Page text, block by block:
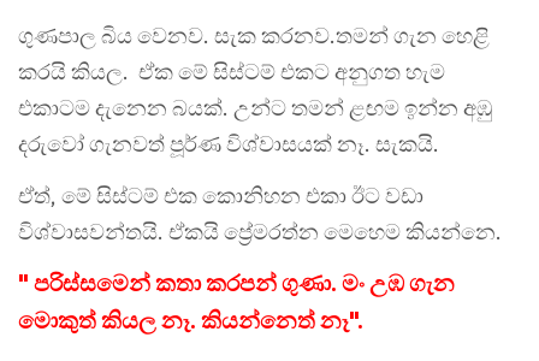
ගුණපාල බිය වෙනව. සැක කරනව.තමන් ගැන හෙළි
කරයි කියල. ඒක මේ සිස්ටම් එකට අනුගත හැම
එකාටම දැනෙන බයක්. උන්ට තමන් ළඟම ඉන්න අඹු
දරුවෝ ගැනවත් පූර්ණ විශ්වාසයක් නෑ. සැකයි.
ඒත්, මේ සිස්ටම් එක කොනිහන එකා ඊට වඩා
විශ්වාසවන්තයි. ඒකයි ප්‍රේමරත්න මෙහෙම කියන්නෙ.
" පරිස්සමෙන් කතා කරපන් ගුණා. මං උඹ ගැන
මොකුත් කියල නෑ. කියන්නෙත් නෑ".